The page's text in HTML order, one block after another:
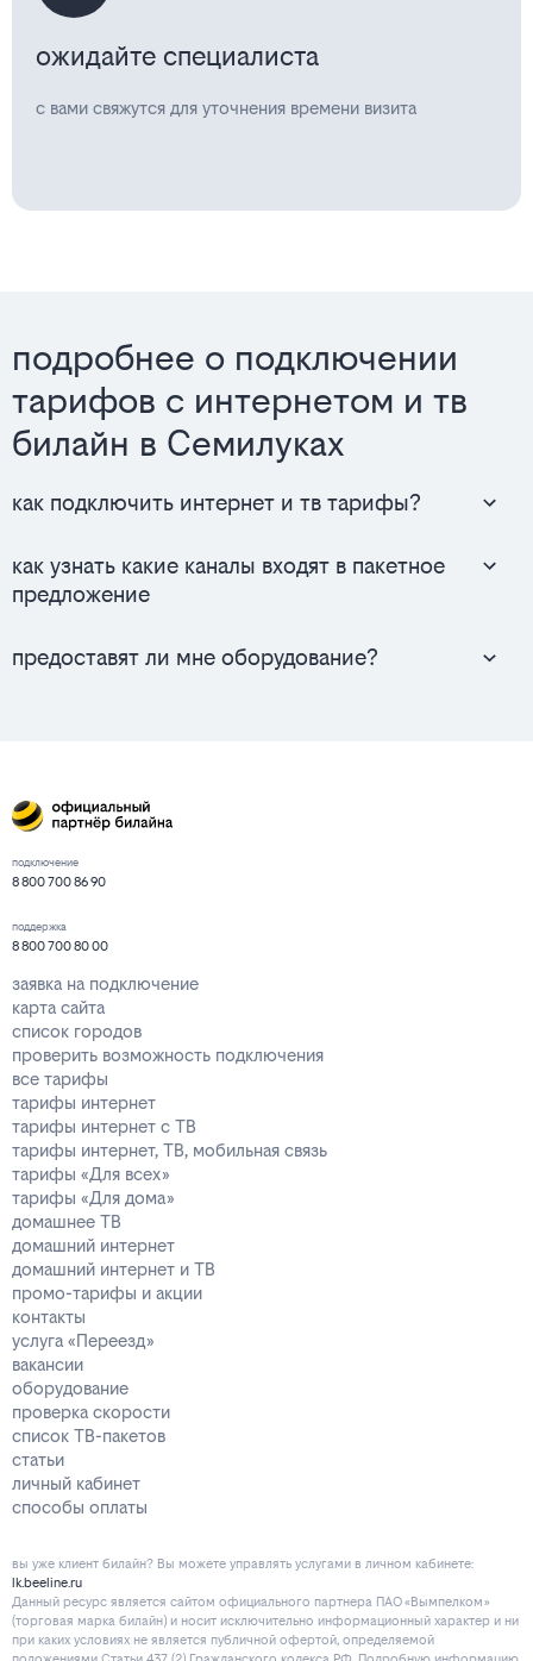
ожидайте специалиста
с вами свяжутся для уточнения времени визита
подробнее о подключении
тарифов с интернетом и тв
билайн в Семилуках
как подключить интернет и тв тарифы?
как узнать какие каналы входят в пакетное
предложение
предоставят ли мне оборудование?
подключение
8 800 700 86 90
поддержка
8 800 700 80 00
заявка на подключение
карта сайта
список городов
проверить возможность подключения
все тарифы
тарифы интернет
тарифы интернет с ТВ
тарифы интернет, ТВ, мобильная связь
тарифы «Для всех»
тарифы «Для дома»
домашнее ТВ
домашний интернет
домашний интернет и ТВ
промо-тарифы и акции
контакты
услуга «Переезд»
вакансии
оборудование
проверка скорости
список ТВ-пакетов
статьи
личный кабинет
способы оплаты
вы уже клиент билайн? Вы можете управлять услугами в личнoм кaбинeтe:
lk.beeline.ru
Данный ресурс является сайтом официального партнера ПАО «Вымпелком»
(торговая марка билайн) и носит исключительно информационный характер и ни
при каких условиях не является публичной офертой, определяемой